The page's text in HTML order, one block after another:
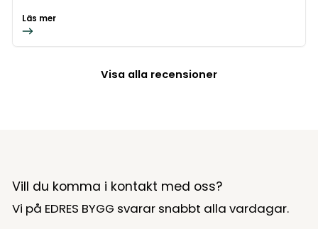
Läs mer
Visa alla recensioner
Vill du komma i kontakt med oss?
Vi på EDRES BYGG svarar snabbt alla vardagar.